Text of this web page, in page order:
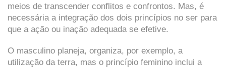
meios de transcender conflitos e confrontos. Mas, é
necessária a integração dos dois princípios no ser para
que a ação ou inação adequada se efetive.
O masculino planeja, organiza, por exemplo, a
utilização da terra, mas o princípio feminino inclui a